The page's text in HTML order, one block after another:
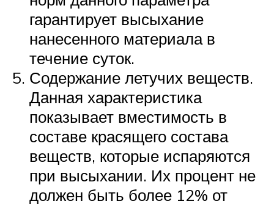
гарантирует высыхание
нанесенного материала в
течение суток.
Содержание летучих веществ.
Данная характеристика
показывает вместимость в
составе красящего состава
веществ, которые испаряются
при высыхании. Их процент не
должен быть более 12% от